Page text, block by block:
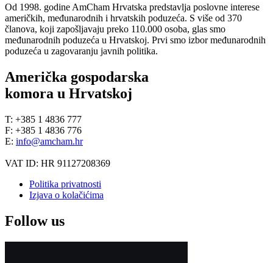
Od 1998. godine AmCham Hrvatska predstavlja poslovne interese
američkih, međunarodnih i hrvatskih poduzeća. S više od 370
članova, koji zapošljavaju preko 110.000 osoba, glas smo
međunarodnih poduzeća u Hrvatskoj. Prvi smo izbor međunarodnih
poduzeća u zagovaranju javnih politika.
Američka gospodarska
komora u Hrvatskoj
T: +385 1 4836 777
F: +385 1 4836 776
E: info@amcham.hr
VAT ID: HR 91127208369
Politika privatnosti
Izjava o kolačićima
Follow us